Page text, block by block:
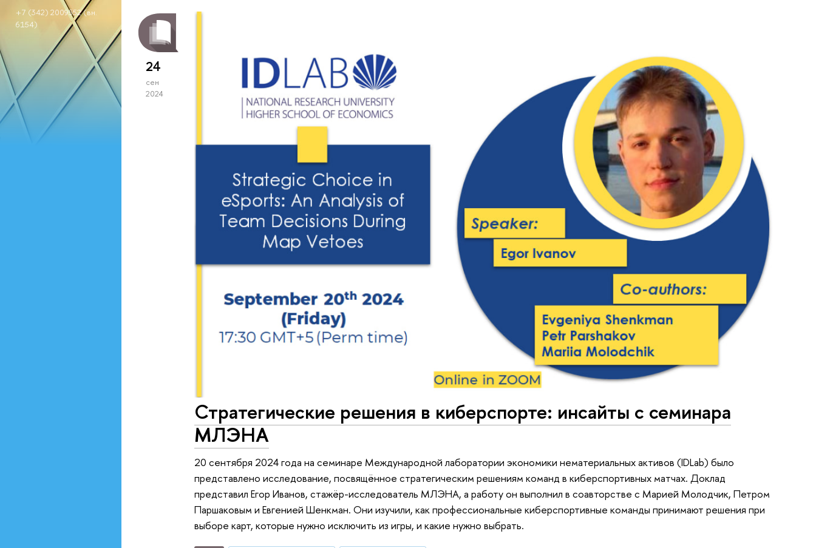
+7 (342) 2009552 (вн.
6154)
24
сен
2024
Стратегические решения в киберспорте: инсайты с семинара
МЛЭНА
20 сентября 2024 года на семинаре Международной лаборатории экономики нематериальных активов (IDLab) было
представлено исследование, посвящённое стратегическим решениям команд в киберспортивных матчах. Доклад
представил Егор Иванов, стажёр-исследователь МЛЭНА, а работу он выполнил в соавторстве с Марией Молодчик, Петром
Паршаковым и Евгенией Шенкман. Они изучили, как профессиональные киберспортивные команды принимают решения при
выборе карт, которые нужно исключить из игры, и какие нужно выбрать.